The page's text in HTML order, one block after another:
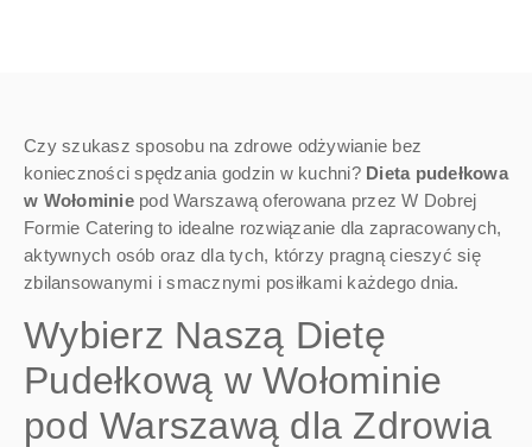
Czy szukasz sposobu na zdrowe odżywianie bez
konieczności spędzania godzin w kuchni? Dieta pudełkowa
w Wołominiepod Warszawą oferowana przez W Dobrej
Formie Catering to idealne rozwiązanie dla zapracowanych,
aktywnych osób oraz dla tych, którzy pragną cieszyć się
zbilansowanymi i smacznymi posiłkami każdego dnia.
Wybierz Naszą Dietę
Pudełkową w Wołominie
pod Warszawą dla Zdrowia